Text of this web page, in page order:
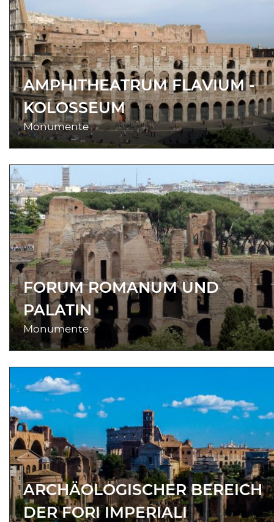
AMPHITHEATRUM FLAVIUM -
KOLOSSEUM
Monumente
FORUM ROMANUM UND
PALATIN
Monumente
ARCHÄOLOGISCHER BEREICH
DER FORI IMPERIALI